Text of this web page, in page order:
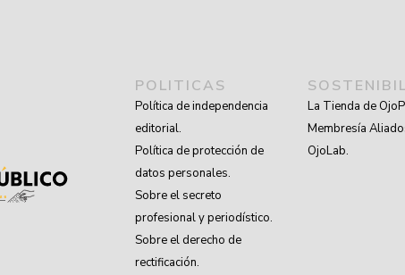
POLITICAS
Política de independencia
editorial.
Política de protección de
datos personales.
Sobre el secreto
profesional y periodístico.
Sobre el derecho de
rectificación.
La Tienda de
Membresía
OjoLab.